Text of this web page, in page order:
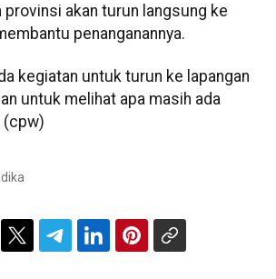
provinsi akan turun langsung ke
penanganannya.
kegiatan untuk turun ke lapangan
untuk melihat apa masih ada
(cpw)